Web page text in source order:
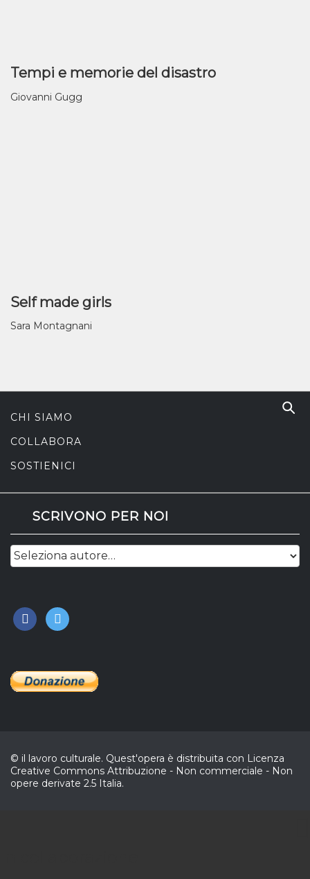
Tempi e memorie del disastro
Giovanni Gugg
Self made girls
Sara Montagnani
CHI SIAMO
COLLABORA
SOSTIENICI
SCRIVONO PER NOI
facebook
twitter
© il lavoro culturale. Quest'opera è distribuita con Licenza
Creative Commons Attribuzione - Non commerciale - Non
opere derivate 2.5 Italia.